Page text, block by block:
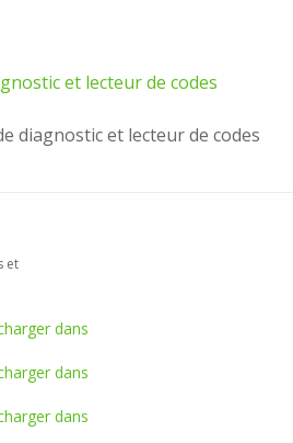
et lecteur de codes
diagnostic et lecteur de codes
et
dans
dans
dans